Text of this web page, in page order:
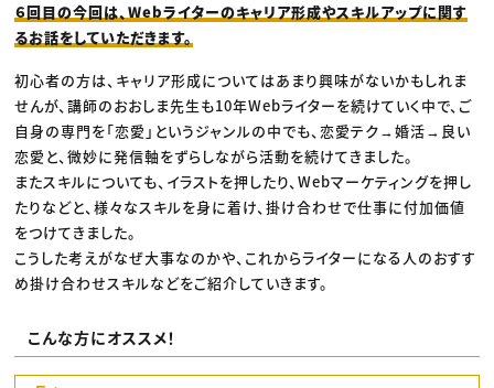
６回目の今回は、Webライターのキャリア形成やスキルアップに関す
るお話をしていただきます。
初心者の方は、キャリア形成についてはあまり興味がないかもしれま
せんが、講師のおおしま先生も10年Webライターを続けていく中で、ご
自身の専門を「恋愛」というジャンルの中でも、恋愛テク→婚活→良い
恋愛と、微妙に発信軸をずらしながら活動を続けてきました。
またスキルについても、イラストを押したり、Webマーケティングを押し
たりなどと、様々なスキルを身に着け、掛け合わせで仕事に付加価値
をつけてきました。
こうした考えがなぜ大事なのかや、これからライターになる人のおすす
め掛け合わせスキルなどをご紹介していきます。
こんな方にオススメ！